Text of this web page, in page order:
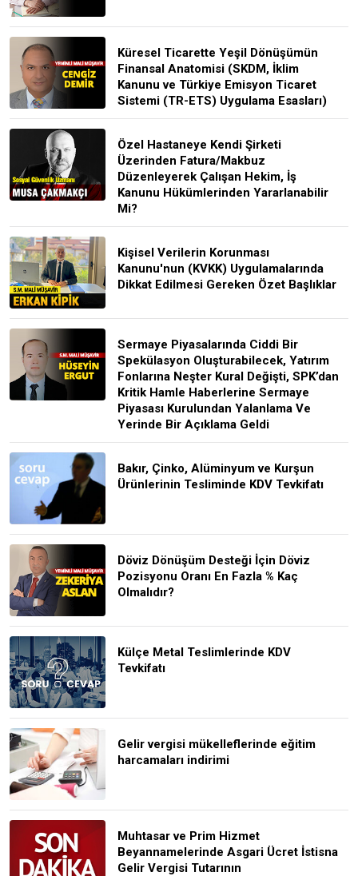
Küresel Ticarette Yeşil Dönüşümün
Finansal Anatomisi (SKDM, İklim
Kanunu ve Türkiye Emisyon Ticaret
Sistemi (TR-ETS) Uygulama Esasları)
Özel Hastaneye Kendi Şirketi
Üzerinden Fatura/Makbuz
Düzenleyerek Çalışan Hekim, İş
Kanunu Hükümlerinden Yararlanabilir
Mi?
Kişisel Verilerin Korunması
Kanunu'nun (KVKK) Uygulamalarında
Dikkat Edilmesi Gereken Özet Başlıklar
Sermaye Piyasalarında Ciddi Bir
Spekülasyon Oluşturabilecek, Yatırım
Fonlarına Neşter Kural Değişti, SPK’dan
Kritik Hamle Haberlerine Sermaye
Piyasası Kurulundan Yalanlama Ve
Yerinde Bir Açıklama Geldi
Bakır, Çinko, Alüminyum ve Kurşun
Ürünlerinin Tesliminde KDV Tevkifatı
Döviz Dönüşüm Desteği İçin Döviz
Pozisyonu Oranı En Fazla % Kaç
Olmalıdır?
Külçe Metal Teslimlerinde KDV
Tevkifatı
Gelir vergisi mükelleflerinde eğitim
harcamaları indirimi
Muhtasar ve Prim Hizmet
Beyannamelerinde Asgari Ücret İstisna
Gelir Vergisi Tutarının